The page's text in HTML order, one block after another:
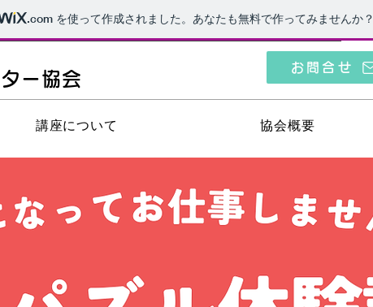
.com を使って作成されました。あなたも無料で作ってみませんか？
ー協会
お問合せ
講座について 協会概要